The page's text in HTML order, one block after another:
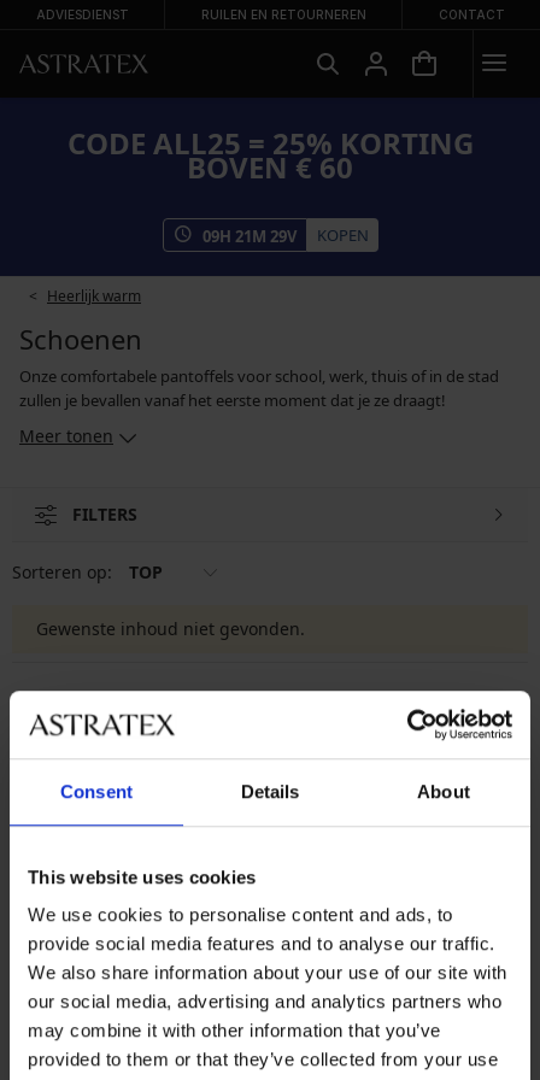
Consent Details About
This website uses cookies
We use cookies to personalise content and ads, to
provide social media features and to analyse our traffic.
We also share information about your use of our site with
our social media, advertising and analytics partners who
may combine it with other information that you’ve
provided to them or that they’ve collected from your use
ADVIESDIENST RUILEN EN RETOURNEREN CONTACT
CODE ALL25 = 25% KORTING
BOVEN € 60
09H 21M 29V KOPEN
Heerlijk warm
Schoenen
Onze comfortabele pantoffels voor school, werk, thuis of in de stad
zullen je bevallen vanaf het eerste moment dat je ze draagt!
Meer tonen
FILTERS
Sorteren op: TOP
Gewenste inhoud niet gevonden.
5% van de aankoop Kopen zonder risico
verzendkosten
Slimme maattabel
Klantenservice
Op werkdagen van 8.00 tot 16.00 uur
info@astratex.nl
Newsletter